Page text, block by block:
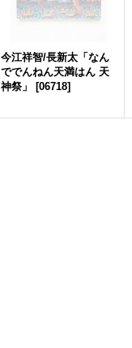
今江祥智/長新太「なん
ででんねん天満はん 天
神祭」
[06718]